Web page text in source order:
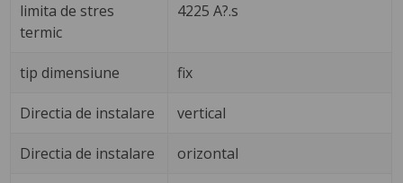
limita de stres
termic
4225 A?.s
tip dimensiune fix
Directia de instalare vertical
Directia de instalare orizontal